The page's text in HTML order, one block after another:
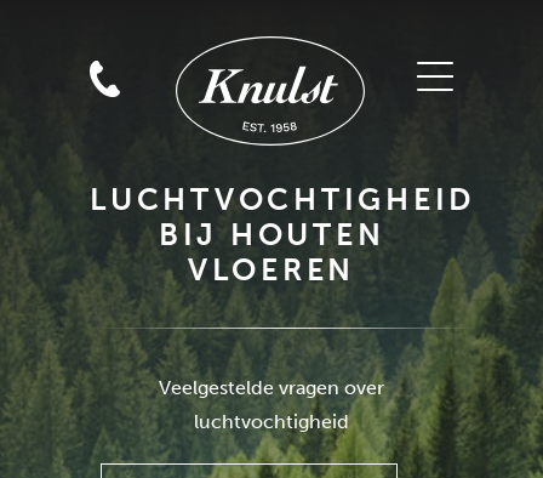
LUCHTVOCHTIGHEID
BIJ HOUTEN
VLOEREN
Veelgestelde vragen over
luchtvochtigheid
NEEM CONTACT OP!